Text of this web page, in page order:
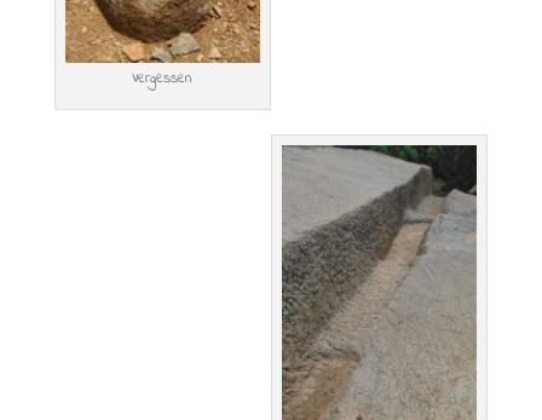
Vergessen